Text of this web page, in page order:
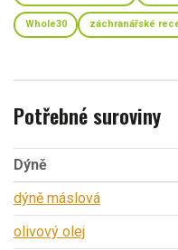
Whole30 záchranářské
Potřebné suroviny
Dýně
dýně máslová
olivový olej